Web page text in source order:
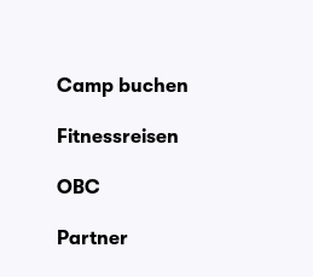
Camp buchen
Fitnessreisen
OBC
Partner